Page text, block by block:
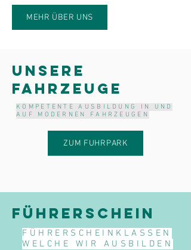
MEHR ÜBER UNS
UNSERE
FAHRZEUGE
KOMPETENTE AUSBILDUNG IN UND
AUF MODERNEN FAHRZEUGEN
ZUM FUHRPARK
FÜHRERSCHEIN
FÜHRERSCHEINKLASSEN
WELCHE WIR AUSBILDEN